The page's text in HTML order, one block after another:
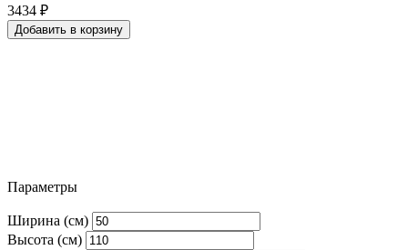
3434 ₽
Добавить в корзину
Параметры
Ширина (см)
Высота (см)